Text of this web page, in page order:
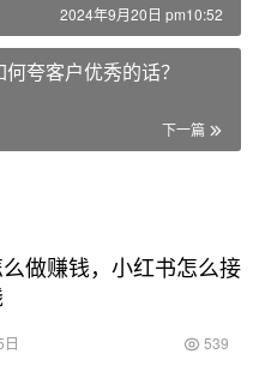
2024年9月20日 pm10:52
夸客户优秀的话？
下一篇
做赚钱，小红书怎么接
539